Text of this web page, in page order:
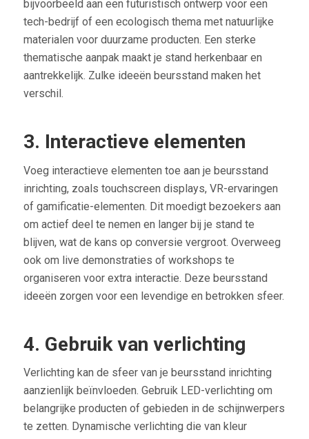
bijvoorbeeld aan een futuristisch ontwerp voor een
tech-bedrijf of een ecologisch thema met natuurlijke
materialen voor duurzame producten. Een sterke
thematische aanpak maakt je stand herkenbaar en
aantrekkelijk. Zulke ideeën beursstand maken het
verschil.
3. Interactieve elementen
Voeg interactieve elementen toe aan je beursstand
inrichting, zoals touchscreen displays, VR-ervaringen
of gamificatie-elementen. Dit moedigt bezoekers aan
om actief deel te nemen en langer bij je stand te
blijven, wat de kans op conversie vergroot. Overweeg
ook om live demonstraties of workshops te
organiseren voor extra interactie. Deze beursstand
ideeën zorgen voor een levendige en betrokken sfeer.
4. Gebruik van verlichting
Verlichting kan de sfeer van je beursstand inrichting
aanzienlijk beïnvloeden. Gebruik LED-verlichting om
belangrijke producten of gebieden in de schijnwerpers
te zetten. Dynamische verlichting die van kleur